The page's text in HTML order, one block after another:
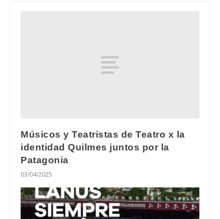
Músicos y Teatristas de Teatro x la
identidad Quilmes juntos por la
Patagonia
03/04/2025